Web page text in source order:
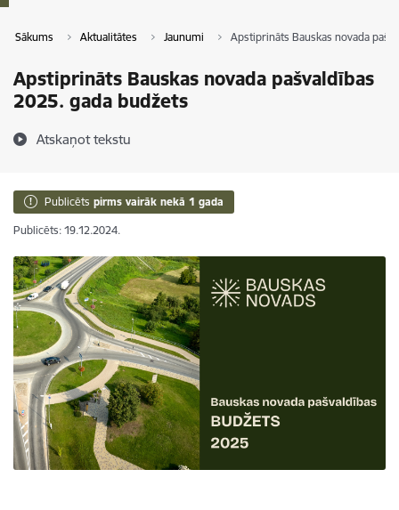
Sākums Aktualitātes Jaunumi Apstiprināts Bauskas novada
Apstiprināts Bauskas novada pašvaldības
2025. gada budžets
Atskaņot tekstu
Publicēts pirms vairāk nekā 1 gada
Publicēts: 19.12.2024.